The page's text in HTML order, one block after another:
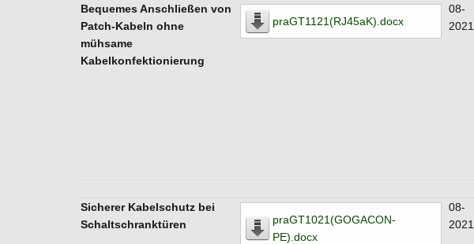
Bequemes Anschließen von
Patch-Kabeln ohne
mühsame
Kabelkonfektionierung
praGT1121(RJ45aK).docx
08-
2021
Sicherer Kabelschutz bei
Schaltschranktüren
praGT1021(GOGACON-
PE).docx
08-
2021